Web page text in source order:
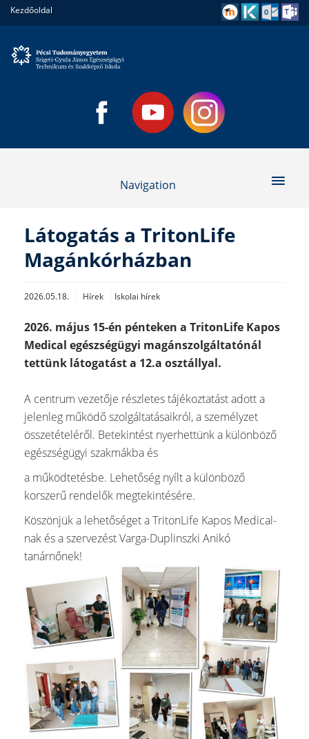
Kezdőoldal
Navigation
Látogatás a TritonLife
Magánkórházban
2026.05.18. Hírek Iskolai hírek
2026. május 15-én pénteken a TritonLife Kapos
Medical egészségügyi magánszolgáltatónál
tettünk látogatást a 12.a osztállyal.
A centrum vezetője részletes tájékoztatást adott a
jelenleg működő szolgáltatásaikról, a személyzet
összetételéről. Betekintést nyerhettünk a különböző
egészségügyi szakmákba és
a működtetésbe. Lehetőség nyílt a különböző
korszerű rendelők megtekintésére.
Köszönjük a lehetőséget a TritonLife Kapos Medical-
nak és a szervezést Varga-Duplinszki Anikó
tanárnőnek!